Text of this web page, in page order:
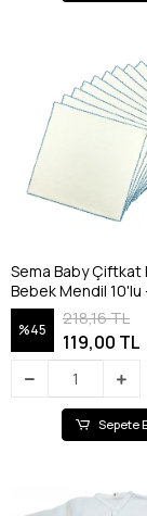
Sema Baby Çiftkat
Bebek Mendil 10'lu
%45
218,16 TL
119,00 TL
Sepete